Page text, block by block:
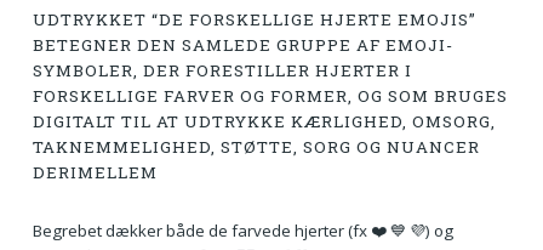
UDTRYKKET “DE FORSKELLIGE HJERTE EMOJIS”
BETEGNER DEN SAMLEDE GRUPPE AF EMOJI-
SYMBOLER, DER FORESTILLER HJERTER I
FORSKELLIGE FARVER OG FORMER, OG SOM BRUGES
DIGITALT TIL AT UDTRYKKE KÆRLIGHED, OMSORG,
TAKNEMMELIGHED, STØTTE, SORG OG NUANCER
DERIMELLEM
Begrebet dækker både de farvede hjerter (fx ❤️ 💙 💜) og